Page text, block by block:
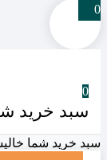
0
0
سبد خرید
سبد خرید شما